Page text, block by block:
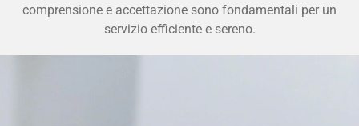
comprensione e accettazione sono fondamentali per un
servizio efficiente e sereno.